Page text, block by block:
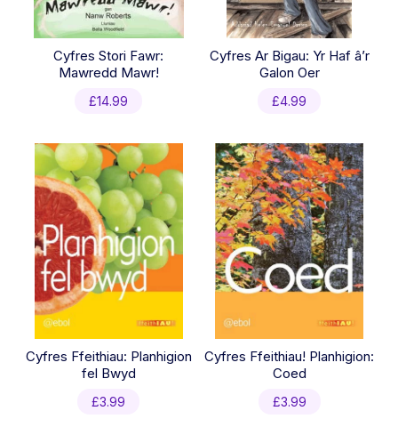
Cyfres Stori Fawr:
Mawredd Mawr!
£14.99
Cyfres Ar Bigau: Yr Haf â’r
Galon Oer
£4.99
Cyfres Ffeithiau: Planhigion
fel Bwyd
£3.99
Cyfres Ffeithiau! Planhigion:
Coed
£3.99